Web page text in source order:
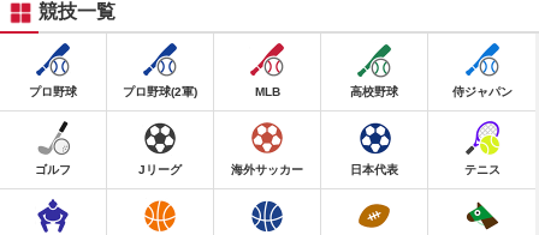
競技一覧
プロ野球 プロ野球(2軍) MLB 高校野球 侍ジャパン
ゴルフ Jリーグ 海外サッカー 日本代表 テニス